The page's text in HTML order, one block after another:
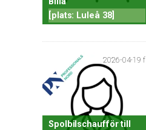
[plats: Luleå 38]
2026-04-19 f
Spolbilschaufför till